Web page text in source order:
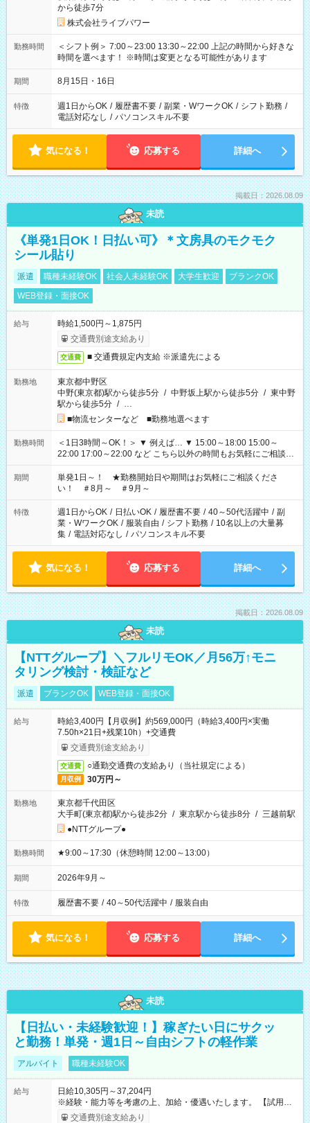
から徒歩7分
株式会社ライブパワー
勤務時間
＜シフト例＞ 7:00～23:00 13:30～22:00 上記の時間から好きな
時間を選べます！ ※時間は変更となる可能性があります
期間 8月15日・16日
特徴 週1日からOK / 履歴書不要 / 副業・WワークOK / シフト勤務 /
電話対応なし / パソコンスキル不要
気になる！ 応募する 詳細へ
掲載日：2026.08.09
未読
《単発1日OK！日払い可》＊文房具のモクモク
シール貼り
派遣 職種未経験OK 社会人未経験OK 大学生歓迎
ブランクOK
WEB登録・面接OK
給与
時給1,500円～1,875円
交通費別途支給あり
交通費 ■ 交通費規定内支給 ※派遣先による
勤務地
東京都中野区
中野(東京都)駅から徒歩5分 / 中野坂上駅から徒歩5分 / 東中野
駅から徒歩5分 / …
■物流センターなど ■勤務地選べます
勤務時間
＜1日3時間～OK！＞ ▼ 例えば… ▼ 15:00～18:00 15:00～
22:00 17:00～22:00 など こちら以外の時間もお気軽にご相談く
ださい！
期間
単発1日～！ ★勤務開始日や期間はお気軽にご相談くださ
い！ ＃8月～ ＃9月～
特徴 週1日からOK / 日払いOK / 履歴書不要 / 40～50代活躍中 / 副
業・WワークOK / 服装自由 / シフト勤務 / 10名以上の大量募
集 / 電話対応なし / パソコンスキル不要
気になる！ 応募する 詳細へ
掲載日：2026.08.09
未読
【NTTグループ】＼フルリモOK／月56万↑モニ
タリング検討・検証など
派遣 ブランクOK WEB登録・面接OK
給与
時給3,400円【月収例】約569,000円（時給3,400円×実働
7.50h×21日+残業10h）+交通費
交通費別途支給あり
交通費 ○通勤交通費の支給あり（当社規定による）
月収例 30万円～
勤務地
東京都千代田区
大手町(東京都)駅から徒歩2分 / 東京駅から徒歩8分 / 三越前駅
●NTTグループ●
勤務時間 ★9:00～17:30（休憩時間 12:00～13:00）
期間 2026年9月～
特徴 履歴書不要 / 40～50代活躍中 / 服装自由
気になる！ 応募する 詳細へ
未読
【日払い・未経験歓迎！】稼ぎたい日にサクッ
と勤務！単発・週1日～自由シフトの軽作業
アルバイト 職種未経験OK
給与
日給10,305円～37,204円
※経験・能力等を考慮の上、加給・優遇いたします。 【試用期
間】試用期間なし
交通費別途支給あり